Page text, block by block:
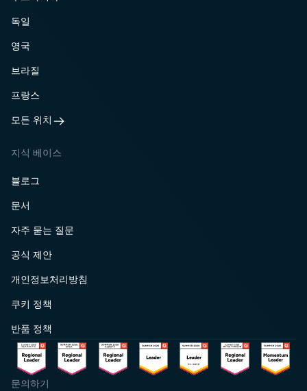
독일
영국
브라질
프랑스
모든 위치
지식 베이스
블로그
문서
자주 묻는 질문
공식 제안
개인정보처리방침
쿠키 정책
반품 정책
문의하기